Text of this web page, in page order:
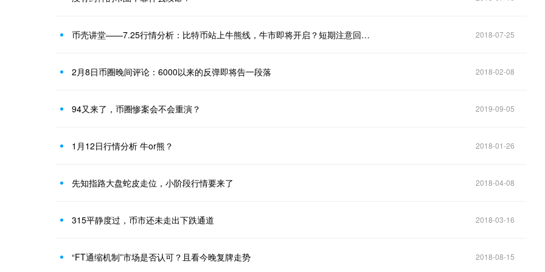
币壳讲堂——7.25行情分析：比特币站上牛熊线，牛市即将开启？短期注意回调风险！ 2018-07-25
2月8日币圈晚间评论：6000以来的反弹即将告一段落 2018-02-08
94又来了，币圈惨案会不会重演？ 2019-09-05
1月12日行情分析 牛or熊？ 2018-01-26
先知指路大盘蛇皮走位，小阶段行情要来了 2018-04-08
315平静度过，币市还未走出下跌通道 2018-03-16
“FT通缩机制”市场是否认可？且看今晚复牌走势 2018-08-15